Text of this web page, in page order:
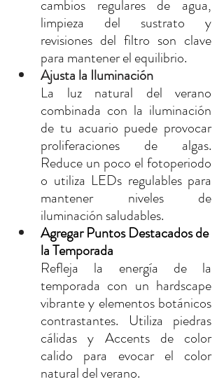
cambios regulares de agua,
limpieza del sustrato y
revisiones del filtro son clave
para mantener el equilibrio.
Ajusta la Iluminación
La luz natural del verano
combinada con la iluminación
de tu acuario puede provocar
proliferaciones de algas.
Reduce un poco el fotoperiodo
o utiliza LEDs regulables para
mantener niveles de
iluminación saludables.
Agregar Puntos Destacados de
la Temporada
Refleja la energía de la
temporada con un hardscape
vibrante y elementos botánicos
contrastantes. Utiliza piedras
cálidas y Accents de color
calido para evocar el color
natural del verano.